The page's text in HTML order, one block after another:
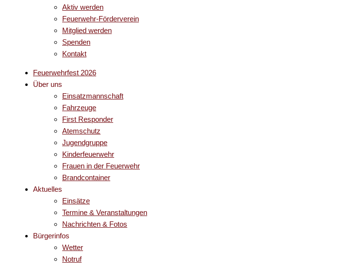
Aktiv werden
Feuerwehr-Förderverein
Mitglied werden
Spenden
Kontakt
Feuerwehrfest 2026
Über uns
Einsatzmannschaft
Fahrzeuge
First Responder
Atemschutz
Jugendgruppe
Kinderfeuerwehr
Frauen in der Feuerwehr
Brandcontainer
Aktuelles
Einsätze
Termine & Veranstaltungen
Nachrichten & Fotos
Bürgerinfos
Wetter
Notruf